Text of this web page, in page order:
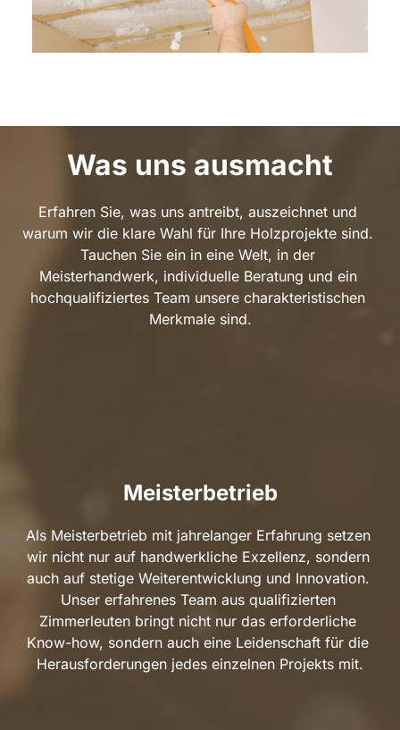
Was uns ausmacht
Erfahren Sie, was uns antreibt, auszeichnet und
warum wir die klare Wahl für Ihre Holzprojekte sind.
Tauchen Sie ein in eine Welt, in der
Meisterhandwerk, individuelle Beratung und ein
hochqualifiziertes Team unsere charakteristischen
Merkmale sind.
Meisterbetrieb
Als Meisterbetrieb mit jahrelanger Erfahrung setzen
wir nicht nur auf handwerkliche Exzellenz, sondern
auch auf stetige Weiterentwicklung und Innovation.
Unser erfahrenes Team aus qualifizierten
Zimmerleuten bringt nicht nur das erforderliche
Know-how, sondern auch eine Leidenschaft für die
Herausforderungen jedes einzelnen Projekts mit.